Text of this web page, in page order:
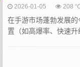
2026-01-05 208 ℃
在手游市场蓬勃发展
置（如高爆率、快速